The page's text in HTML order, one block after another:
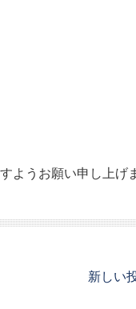
ようお願い申し上げ
新しい